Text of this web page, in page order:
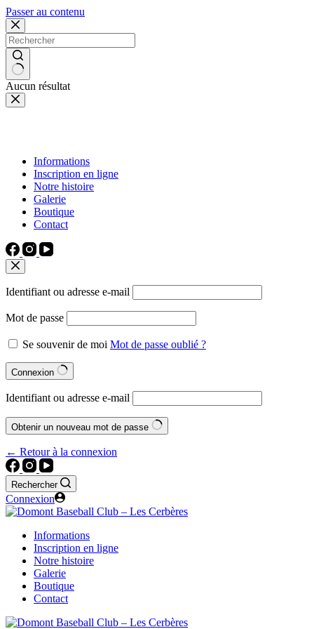
Passer au contenu
Aucun résultat
Informations
Inscription en ligne
Notre histoire
Galerie
Boutique
Contact
Identifiant ou adresse e-mail
Mot de passe
Se souvenir de moi Mot de passe oublié ?
Connexion
Identifiant ou adresse e-mail
Obtenir un nouveau mot de passe
← Retour à la connexion
Rechercher
Connexion
Informations
Inscription en ligne
Notre histoire
Galerie
Boutique
Contact